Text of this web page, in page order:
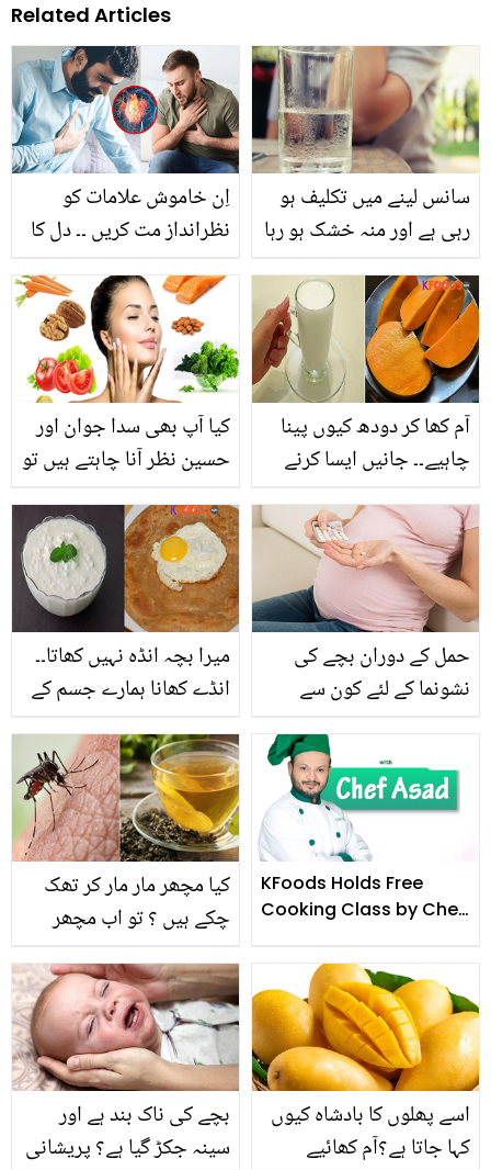
Related Articles
اِن خاموش علامات کو
نظرانداز مت کریں ۔۔ دل کا
پہلے ظاہر ہونے والی 4
خاموش علامات کونسی
ہیں؟
سانس لینے میں تکلیف ہو
رہی ہے اور منہ خشک ہو رہا
کی کمی تو نہیں؟ جانیں
اس کی چند علامات
کیا آپ بھی سدا جوان اور
حسین نظر آنا چاہتے ہیں تو
خوراک کا حصہ بنائیں
آم کھا کر دودھ کیوں پینا
چاہیے۔۔ جانیں ایسا کرنے
بچا جاسکتا ہے؟
میرا بچہ انڈہ نہیں کھاتا۔۔
انڈے کھانا ہمارے جسم کے
ایسی غذائیں جو ان کی
کمی پوری کرسکتی ہیں
حمل کے دوران بچے کی
نشونما کے لئے کون سے
چاہیے اور کون سے نہیں
کھانے چاہیے۔
کیا مچھر مار مار کر تھک
چکے ہیں ؟ تو اب مچھر
استعمال کیجیے۔۔۔
KFoods Holds Free
Cooking Class by Chef
بچے کی ناک بند ہے اور
سینہ جکڑ گیا ہے؟ پریشانی
اسے پھلوں کا بادشاہ کیوں
کہا جاتا ہے؟آم کھائیے